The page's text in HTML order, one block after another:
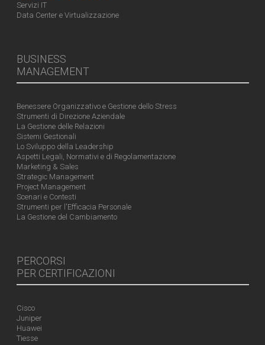
Servizi IT
Data Center e Virtualizzazione
BUSINESS
MANAGEMENT
Benessere Organizzativo e Gestione dello Stress
Strumenti di Direzione Aziendale
La Gestione delle Relazioni
Sistemi Gestionali
Lo Sviluppo della Leadership
Aspetti Legali, Normativi e di Regolamentazione
Marketing & Sales
Strategic Management
Project Management
Scenari e Contesti
Strumenti per l'Efficacia Personale
La Gestione del Cambiamento
PERCORSI
PER CERTIFICAZIONI
Cisco
Juniper
Huawei
Tiesse